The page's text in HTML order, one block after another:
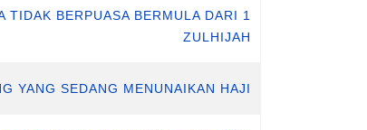
TIDAK BERPUASA BERMULA DARI 1
ZULHIJAH
YANG SEDANG MENUNAIKAN HAJI